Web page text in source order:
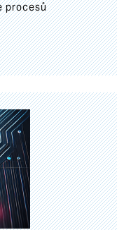
procesů